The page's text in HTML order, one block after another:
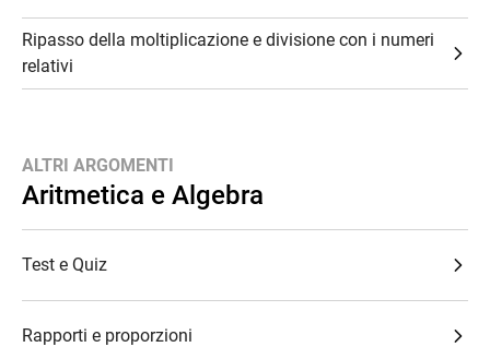
Ripasso della moltiplicazione e divisione con i numeri
relativi
ALTRI ARGOMENTI
Aritmetica e Algebra
Test e Quiz
Rapporti e proporzioni